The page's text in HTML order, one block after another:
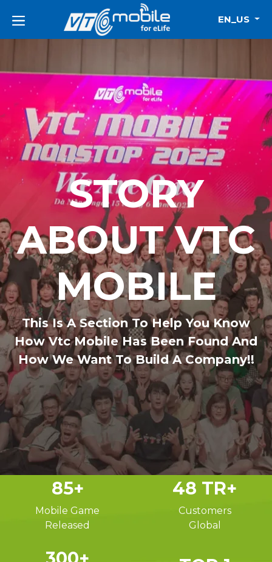
EN_US
STORY
ABOUT VTC
MOBILE
This Is A Section To Help You Know
How Vtc Mobile Has Been Found And
How We Want To Build A Company!!
85+
Mobile Game
Released
48 TR+
Customers
Global
300+